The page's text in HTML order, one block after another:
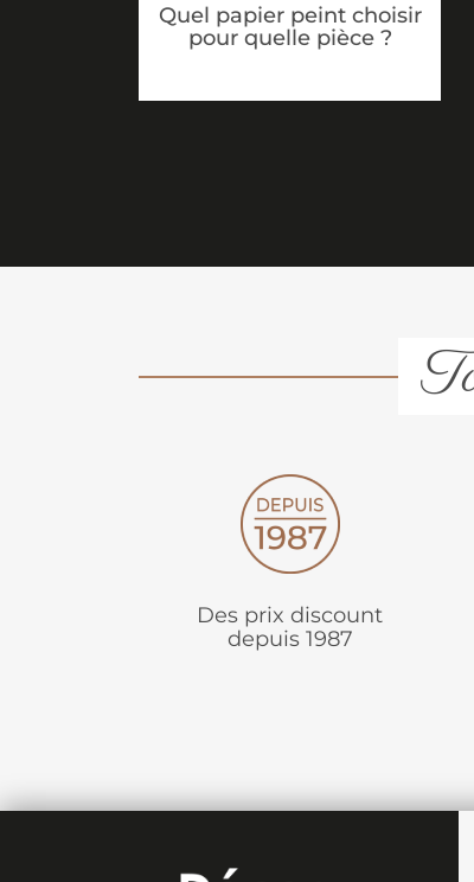
Quel papier peint choisir
pour quelle pièce ?
Des prix discount
depuis 1987